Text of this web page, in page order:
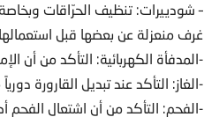
– شودييرات: تنظيف الحرّاقات
غرف منعزلة عن بعضها قبل
-المدفأة الكهربائية: التأكد من أن
-الغاز: التأكد عند تبديل القارورة
-الفحم: التأكد من أن اشتعال الفحم